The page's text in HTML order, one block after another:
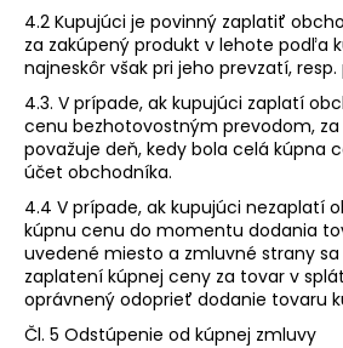
4.2 Kupujúci je povinný zaplatiť
za zakúpený produkt v lehote podľa
najneskôr však pri jeho prevzatí, resp.
4.3. V prípade, ak kupujúci zaplatí
cenu bezhotovostným prevodom,
považuje deň, kedy bola celá kúpna
účet obchodníka.
4.4 V prípade, ak kupujúci nezaplatí
kúpnu cenu do momentu dodania
uvedené miesto a zmluvné strany
zaplatení kúpnej ceny za tovar v
oprávnený odoprieť dodanie tovaru
Čl. 5 Odstúpenie od kúpnej zmluvy